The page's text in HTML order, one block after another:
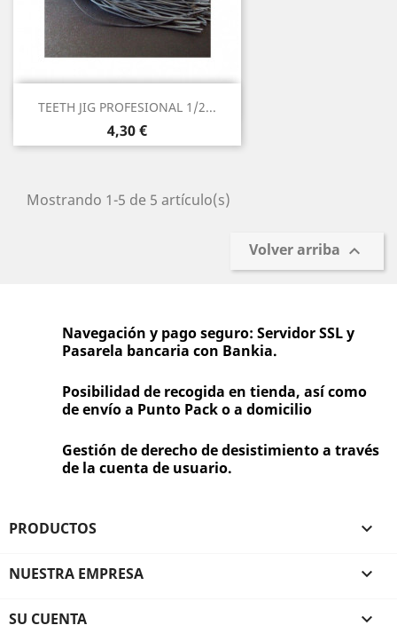
 Vista rápida
TEETH JIG PROFESIONAL 1/2...
4,30 €
Mostrando 1-5 de 5 artículo(s)
Volver arriba 
Navegación y pago seguro: Servidor SSL y
Pasarela bancaria con Bankia.
Posibilidad de recogida en tienda, así como
de envío a Punto Pack o a domicilio
Gestión de derecho de desistimiento a través
de la cuenta de usuario.
PRODUCTOS 
NUESTRA EMPRESA 
SU CUENTA 